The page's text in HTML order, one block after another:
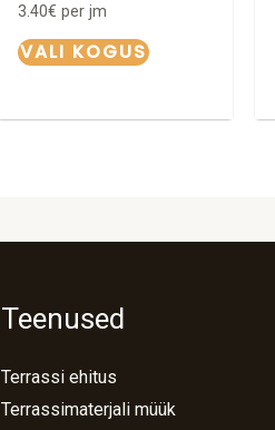
3.40€ per jm
VALI KOGUS
Teenused
Terrassi ehitus
Terrassimaterjali müük